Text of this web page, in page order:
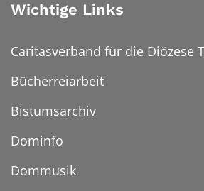
Wichtige Links
Caritasverband für die Diözese
Bücherreiarbeit
Bistumsarchiv
Dominfo
Dommusik